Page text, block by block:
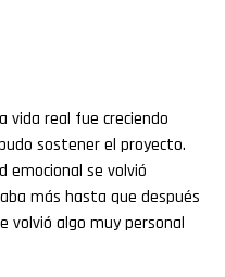
vida real fue creciendo
sostener el proyecto.
emocional se volvió
más hasta que después
volvió algo muy personal